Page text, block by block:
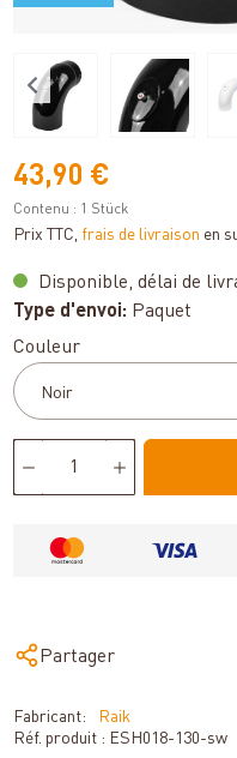
43,90 €
Contenu : 1 Stück
Prix TTC, frais de livraison en
Disponible, délai de
Type d'envoi: Paquet
Sélectionnez
Couleur
Partager
Fabricant:
Raik
Réf. produit : ESH018-130-sw